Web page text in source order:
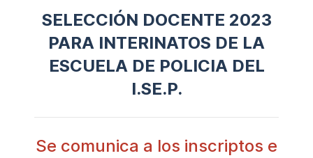
SELECCIÓN DOCENTE 2023
PARA INTERINATOS DE LA
ESCUELA DE POLICIA DEL
I.SE.P.
Se comunica a los inscriptos e